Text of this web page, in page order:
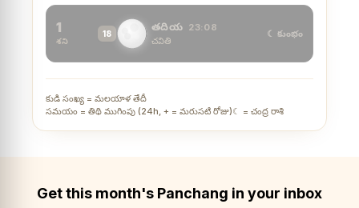
1
శని
18
తదియ 23:08
చవితి
☾ కుంభం
కుడి సంఖ్య = మలయాళ తేదీ
సమయం = తిథి ముగింపు (24h, + = మరుసటి రోజు)☾ = చంద్ర రాశి
Get this month's Panchang in your inbox